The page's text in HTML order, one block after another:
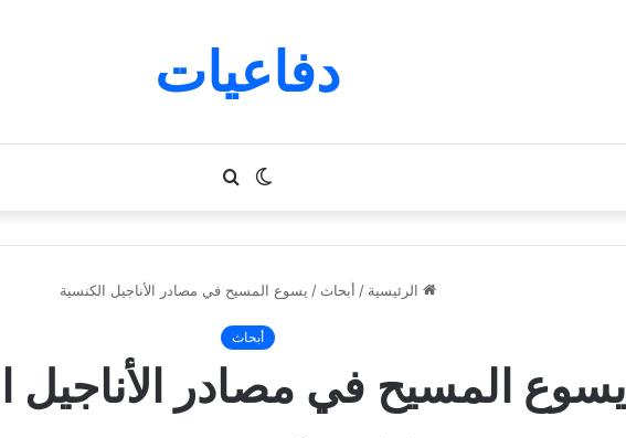
دفاعيات
بحث
عن
الوضع
المظلم
الرئيسية / أبحاث / يسوع المسيح في مصادر الأناجيل الكنسية
أبحاث
يسوع المسيح في مصادر الأناجيل